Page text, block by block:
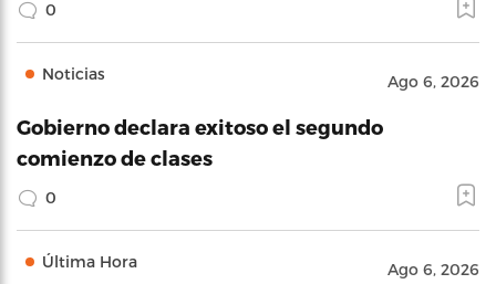
0
Noticias Ago 6, 2026
Gobierno declara exitoso el segundo
comienzo de clases
0
Última Hora Ago 6, 2026